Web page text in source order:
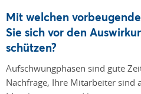
Mit welchen
Sie sich vor den
schützen?
Aufschwungphasen sind gute
Nachfrage, Ihre Mitarbeiter sind